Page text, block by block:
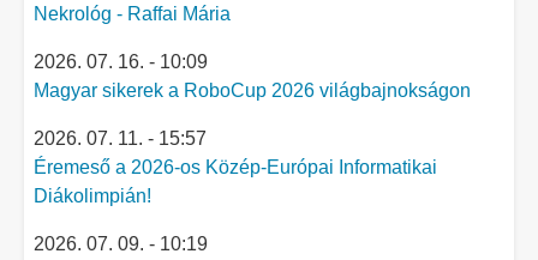
Nekrológ - Raffai Mária
2026. 07. 16. - 10:09
Magyar sikerek a RoboCup 2026 világbajnokságon
2026. 07. 11. - 15:57
Éremeső a 2026-os Közép-Európai Informatikai
Diákolimpián!
2026. 07. 09. - 10:19